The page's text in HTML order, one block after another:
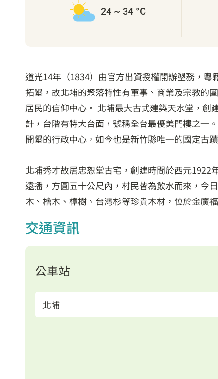
24 ~ 34 °C
道光14年（1834）由官方出資授權開辦墾務，
拓墾，故北埔的聚落特性有軍事、商業及宗教的
居民的信仰中心。 北埔最大古式建築天水堂，
計，台階有特大台面，號稱全台最優美門樓之一
開墾的行政中心，如今也是新竹縣唯一的國定古
北埔秀才故居忠恕堂古宅，創建時間於西元
遠播，方圓五十公尺內，村民皆為飲水而來，今
木、檜木、樟樹、台灣杉等珍貴木材，位於金廣
交通資訊
公車站
北埔